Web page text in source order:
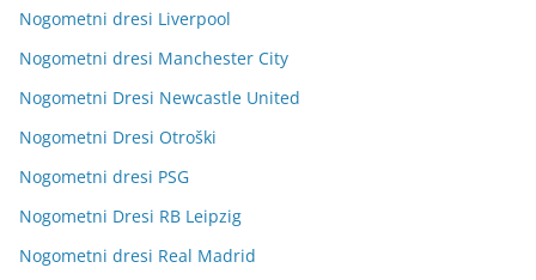
Nogometni dresi Liverpool
Nogometni dresi Manchester City
Nogometni Dresi Newcastle United
Nogometni Dresi Otroški
Nogometni dresi PSG
Nogometni Dresi RB Leipzig
Nogometni dresi Real Madrid